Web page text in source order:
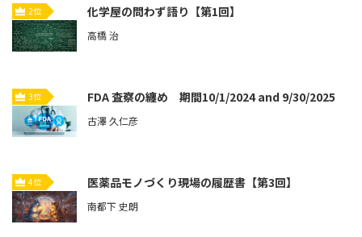
2位 化学屋の問わず語り【第1回】
高橋 治
3位 FDA 査察の纏め 期間10/1/2024 and 9/30/2025
古澤 久仁彦
4位 医薬品モノづくり現場の履歴書【第3回】
南都下 史朗